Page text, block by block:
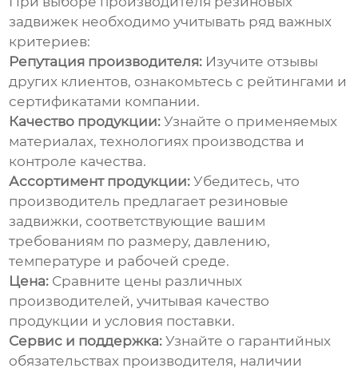
задвижек необходимо учитывать ряд важных
критериев:
Репутация производителя: Изучите отзывы
других клиентов, ознакомьтесь с рейтингами и
сертификатами компании.
Качество продукции: Узнайте о применяемых
материалах, технологиях производства и
контроле качества.
Ассортимент продукции: Убедитесь, что
производитель предлагает резиновые
задвижки, соответствующие вашим
требованиям по размеру, давлению,
температуре и рабочей среде.
Цена: Сравните цены различных
производителей, учитывая качество
продукции и условия поставки.
Сервис и поддержка: Узнайте о гарантийных
обязательствах производителя, наличии